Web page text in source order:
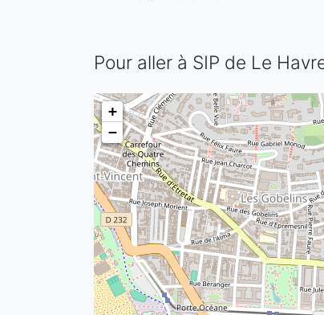
Pour aller à SIP de Le
+
−